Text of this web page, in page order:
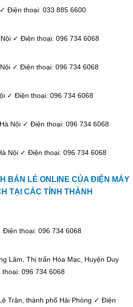
✓ Điện thoại: 033 885 6600
✓ Điện thoại: 096 734 6068
✓ Điện thoại: 096 734 6068
✓ Điện thoại: 096 734 6068
Nội ✓ Điện thoại: 096 734 6068
Nội ✓ Điện thoại: 096 734 6068
BÁN LẺ ONLINE CỦA ĐIỆN MÁY
TẠI CÁC TỈNH THÀNH
Điện thoại: 096 734 6068
Lâm, Thị trấn Hòa Mạc, Huyện Duy
096 734 6068
Trân, thành phố Hải Phòng ✓ Điện